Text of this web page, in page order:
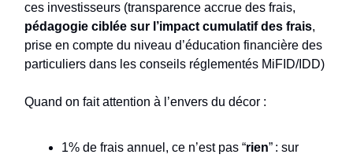
ces investisseurs (transparence accrue des frais,
pédagogie ciblée sur l’impact cumulatif des frais,
prise en compte du niveau d’éducation financière des
particuliers dans les conseils réglementés MiFID/IDD)
Quand on fait attention à l’envers du décor :
1% de frais annuel, ce n’est pas “rien” : sur